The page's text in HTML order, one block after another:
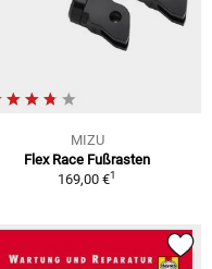
MIZU
Flex Race Fußrasten
169,00 €1